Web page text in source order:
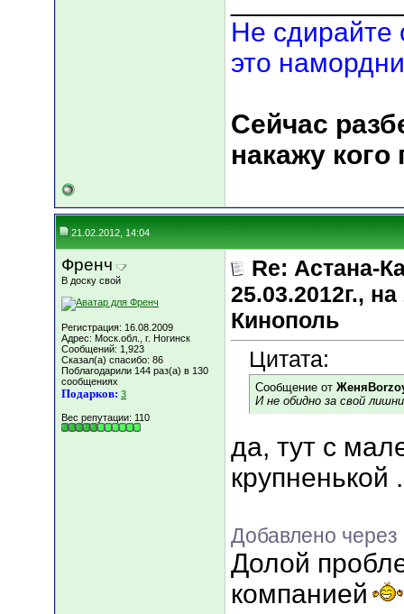
Не сдирайте
это
Сейчас
накажу кого
21.02.2012, 14:04
Френч
В доску свой
Регистрация: 16.08.2009
Адрес: Моск.обл., г. Ногинск
Сообщений: 1,923
Сказал(а) спасибо: 86
Поблагодарили 144 раз(а) в 130
сообщениях
Подарков: 3
Вес репутации: 110
Re: Астана-
25.03.2012г.,
Кинополь
Цитата:
Сообщение от
И не обидно за свой
да, тут с
Добавлено через
Долой
компанией